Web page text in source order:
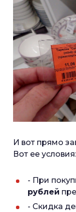
И вот прямо
Вот ее условия:
- При
рублей
- Скидка